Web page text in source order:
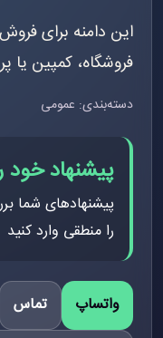
این دامنه برای
فروشگاه، کمپین یا
دسته‌بندی: عمومی
پیشنهاد خود
پیشنهادهای شما
را منطقی وارد کنید
واتساپ تماس